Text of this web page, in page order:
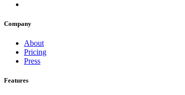
Company
About
Pricing
Press
Features